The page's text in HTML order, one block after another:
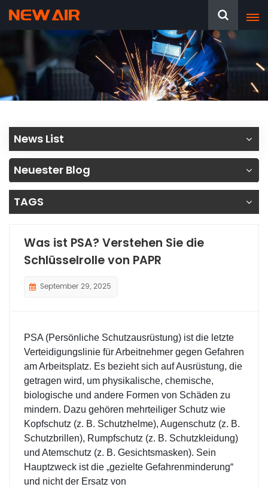
News List
Neuester Blog
TAGS
Was ist PSA? Verstehen Sie die
Schlüsselrolle von PAPR
September 29, 2025
PSA (Persönliche Schutzausrüstung) ist die letzte
Verteidigungslinie für Arbeitnehmer gegen Gefahren
am Arbeitsplatz. Es bezieht sich auf Ausrüstung, die
getragen wird, um physikalische, chemische,
biologische und andere Formen von Schäden zu
mindern. Dazu gehören mehrteiliger Schutz wie
Kopfschutz (z. B. Schutzhelme), Augenschutz (z. B.
Schutzbrillen), Rumpfschutz (z. B. Schutzkleidung)
und Atemschutz (z. B. Gesichtsmasken). Sein
Hauptzweck ist die „gezielte Gefahrenminderung“
und nicht der Ersatz von